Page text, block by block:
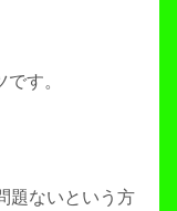
す。
題ないという方